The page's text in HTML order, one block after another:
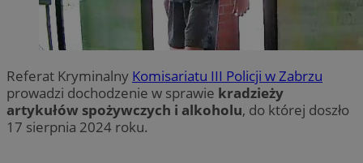
Referat Kryminalny Komisariatu III Policji w Zabrzu
prowadzi dochodzenie w sprawie kradzieży
artykułów spożywczych i alkoholu, do której doszło
17 sierpnia 2024 roku.